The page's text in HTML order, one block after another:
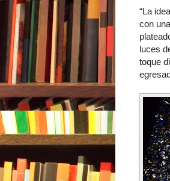
“La
con
luces
toque